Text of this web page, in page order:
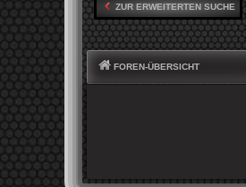
ZUR ERWEITERTEN SUCHE
FOREN-ÜBERSICHT